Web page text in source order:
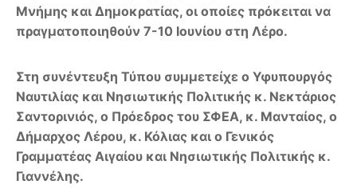
Μνήμης και Δημοκρατίας, οι οποίες πρόκειται να
πραγματοποιηθούν 7-10 Ιουνίου στη Λέρο.
Στη συνέντευξη Τύπου συμμετείχε ο Υφυπουργός
Ναυτιλίας και Νησιωτικής Πολιτικής κ. Νεκτάριος
Σαντορινιός, ο Πρόεδρος του ΣΦΕΑ, κ. Μανταίος, ο
Δήμαρχος Λέρου, κ. Κόλιας και ο Γενικός
Γραμματέας Αιγαίου και Νησιωτικής Πολιτικής κ.
Γιαννέλης.